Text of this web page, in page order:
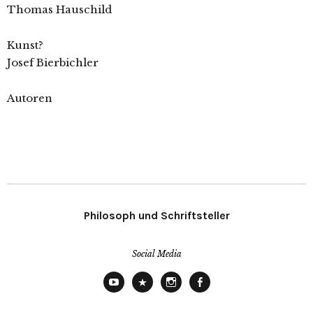
Thomas Hauschild
Kunst?
Josef Bierbichler
Autoren
Philosoph und Schriftsteller
Social Media